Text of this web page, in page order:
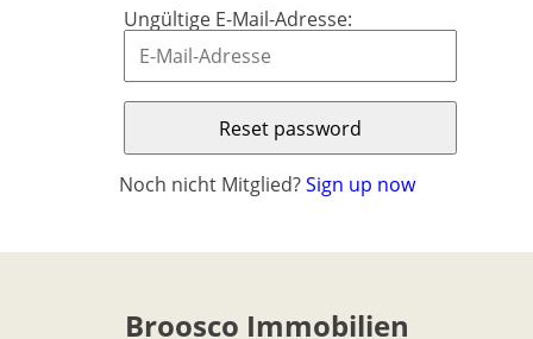
Ungültige E-Mail-Adresse:
Noch nicht Mitglied? Sign up now
Broosco Immobilien
Einheiten